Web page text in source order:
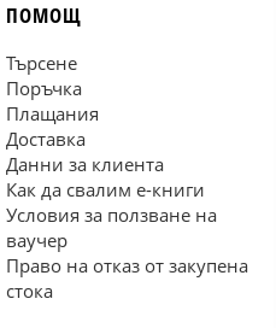
ПОМОЩ
Търсене
Поръчка
Плащания
Доставка
Данни за клиента
Как да свалим е-книги
Условия за ползване на
ваучер
Право на отказ от закупена
стока